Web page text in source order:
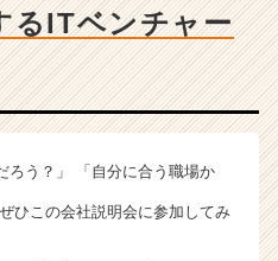
るITベンチャー
ろう？」 「自分に合う職場か
ひこの会社説明会に参加してみ